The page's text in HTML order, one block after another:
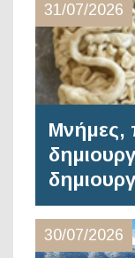
31/07/2026
Μνήμες,
30/07/2026